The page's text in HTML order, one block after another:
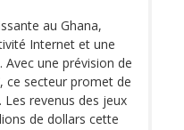
au Ghana,
Internet et une
une prévision de
ce secteur promet de
revenus des jeux
de dollars cette